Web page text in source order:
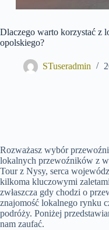
Dlaczego warto korzystać z
opolskiego?
STuseradmin
Rozważasz wybór
lokalnych przewoźników z
Tour z Nysy, serca
kilkoma kluczowymi
zwłaszcza gdy chodzi o
znajomość lokalnego rynku
podróży. Poniżej
nam zaufać.